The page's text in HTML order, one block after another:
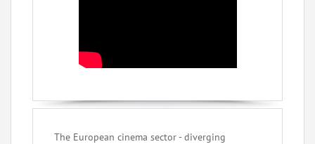
The European cinema sector - diverging